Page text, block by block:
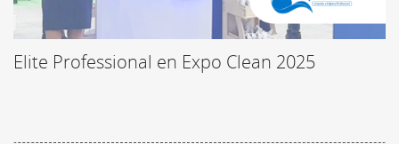
Elite Professional en Expo Clean 2025